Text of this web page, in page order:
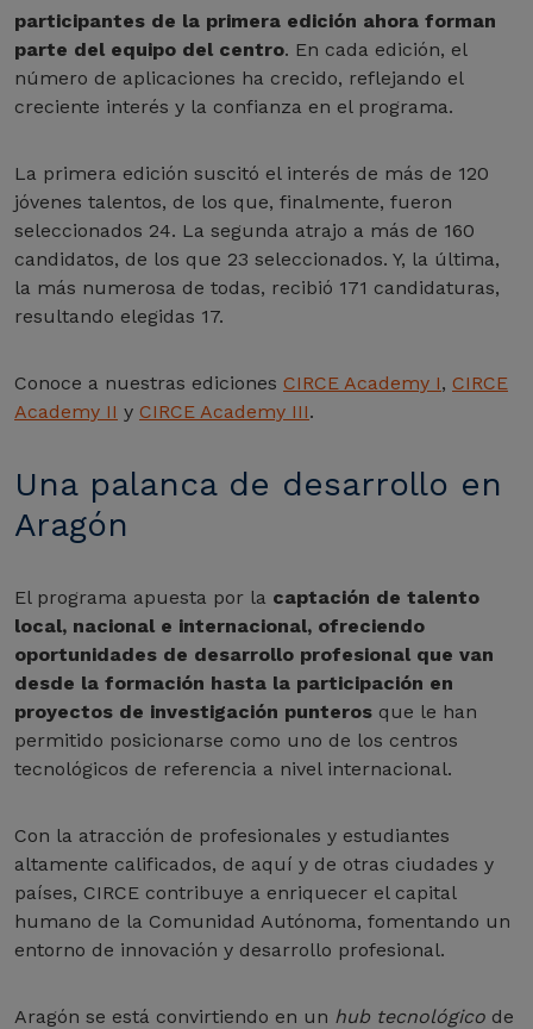
participantes de la primera edición ahora forman
parte del equipo del centro. En cada edición, el
número de aplicaciones ha crecido, reflejando el
creciente interés y la confianza en el programa.
La primera edición suscitó el interés de más de 120
jóvenes talentos, de los que, finalmente, fueron
seleccionados 24. La segunda atrajo a más de 160
candidatos, de los que 23 seleccionados. Y, la última,
la más numerosa de todas, recibió 171 candidaturas,
resultando elegidas 17.
Conoce a nuestras ediciones CIRCE Academy I, CIRCE
Academy II y CIRCE Academy III.
Una palanca de desarrollo en
Aragón
El programa apuesta por la captación de talento
local, nacional e internacional, ofreciendo
oportunidades de desarrollo profesional que van
desde la formación hasta la participación en
proyectos de investigación punteros que le han
permitido posicionarse como uno de los centros
tecnológicos de referencia a nivel internacional.
Con la atracción de profesionales y estudiantes
altamente calificados, de aquí y de otras ciudades y
países, CIRCE contribuye a enriquecer el capital
humano de la Comunidad Autónoma, fomentando un
entorno de innovación y desarrollo profesional.
Aragón se está convirtiendo en un hub tecnológico de